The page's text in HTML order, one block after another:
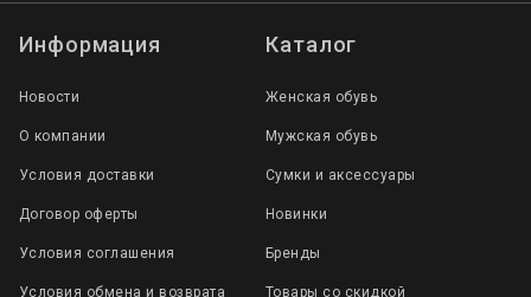
Информация
Новости
О компании
Условия доставки
Договор оферты
Условия соглашения
Условия обмена и возврата
Каталог
Женская обувь
Мужская обувь
Сумки и аксессуары
Новинки
Бренды
Товары со скидкой